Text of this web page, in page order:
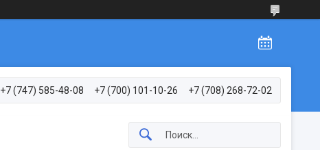
+7 (747) 585-48-08 +7 (700) 101-10-26 +7 (708) 268-72-02